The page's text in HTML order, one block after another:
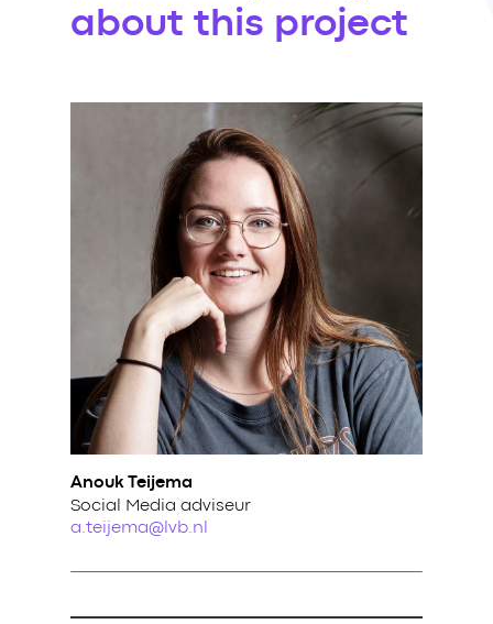
about this project
Anouk Teijema
Social Media adviseur
a.teijema@lvb.nl